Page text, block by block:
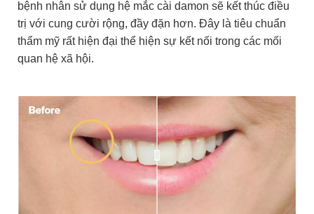
bệnh nhân sử dụng hệ mắc cài damon sẽ kết thúc điều
trị với cung cười rộng, đầy đặn hơn. Đây là tiêu chuẩn
thẩm mỹ rất hiện đại thể hiện sự kết nối trong các mối
quan hệ xã hội.